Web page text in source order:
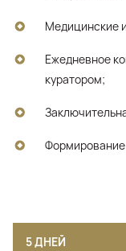
Медицинские
Ежедневное
куратором;
Формирование
5 ДНЕЙ